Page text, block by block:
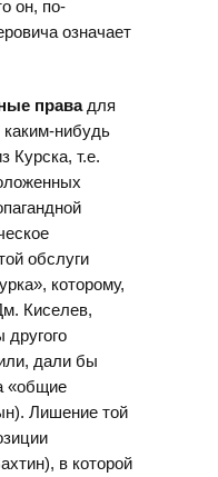
он, по-
означает
правадля
каким-нибудь
Курска, т.е.
обслуги
которому,
Киселев,
другого
дали бы
«общие
Лишение той
в которой